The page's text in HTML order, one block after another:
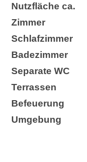
Nutzfläche ca.
Zimmer
Schlafzimmer
Badezimmer
Separate WC
Terrassen
Befeuerung
Umgebung